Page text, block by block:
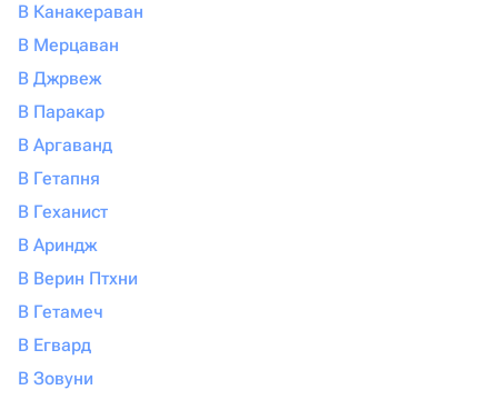
В Канакераван
В Мерцаван
В Джрвеж
В Паракар
В Аргаванд
В Гетапня
В Геханист
В Ариндж
В Верин Птхни
В Гетамеч
В Егвард
В Зовуни